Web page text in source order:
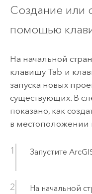
Создание или
помощью
На начальной
клавишу Tab и
запуска новых
существующих. В
показано, как
в местоположении
Запустите
На начальной